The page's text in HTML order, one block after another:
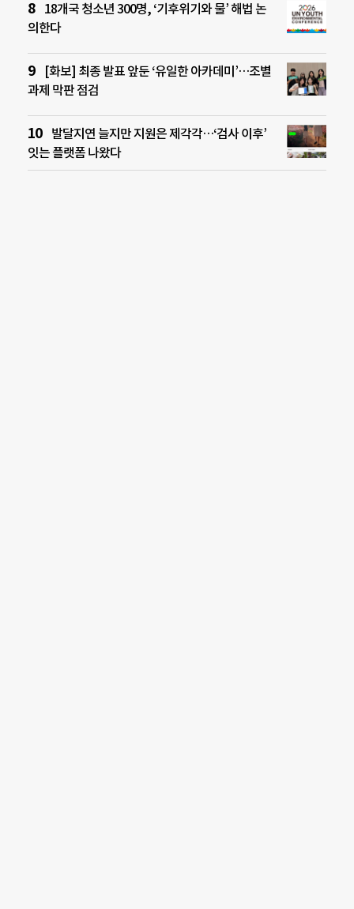
18개국 청소년 300명, ‘기후위기와 물’ 해법 논
의한다
[화보] 최종 발표 앞둔 ‘유일한 아카데미’…조별
과제 막판 점검
발달지연 늘지만 지원은 제각각…‘검사 이후’
잇는 플랫폼 나왔다